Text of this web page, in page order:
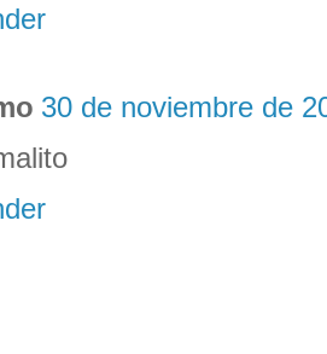
30 de noviembre de